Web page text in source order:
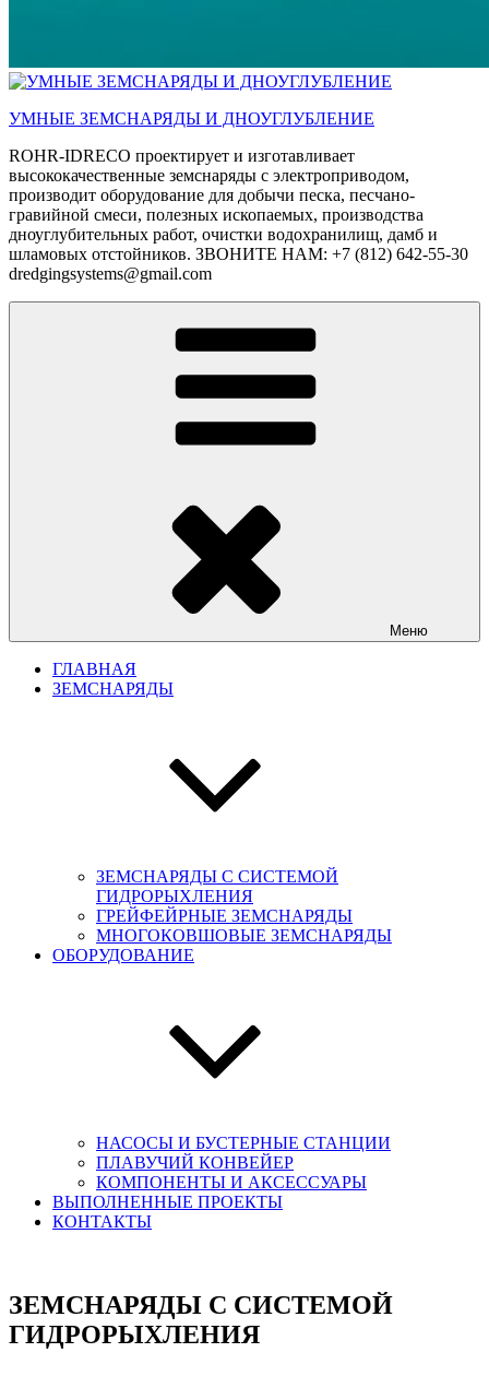
УМНЫЕ ЗЕМСНАРЯДЫ И ДНОУГЛУБЛЕНИЕ
ROHR-IDRECO проектирует и изготавливает
высококачественные земснаряды с электроприводом,
производит оборудование для добычи песка, песчано-
гравийной смеси, полезных ископаемых, производства
дноуглубительных работ, очистки водохранилищ, дамб и
шламовых отстойников. ЗВОНИТЕ НАМ: +7 (812) 642-55-30
dredgingsystems@gmail.com
Меню
ГЛАВНАЯ
ЗЕМСНАРЯДЫ
ЗЕМСНАРЯДЫ С СИСТЕМОЙ
ГИДРОРЫХЛЕНИЯ
ГРЕЙФЕЙРНЫЕ ЗЕМСНАРЯДЫ
МНОГОКОВШОВЫЕ ЗЕМСНАРЯДЫ
ОБОРУДОВАНИЕ
НАСОСЫ И БУСТЕРНЫЕ СТАНЦИИ
ПЛАВУЧИЙ КОНВЕЙЕР
КОМПОНЕНТЫ И АКСЕССУАРЫ
ВЫПОЛНЕННЫЕ ПРОЕКТЫ
КОНТАКТЫ
ЗЕМСНАРЯДЫ С СИСТЕМОЙ
ГИДРОРЫХЛЕНИЯ